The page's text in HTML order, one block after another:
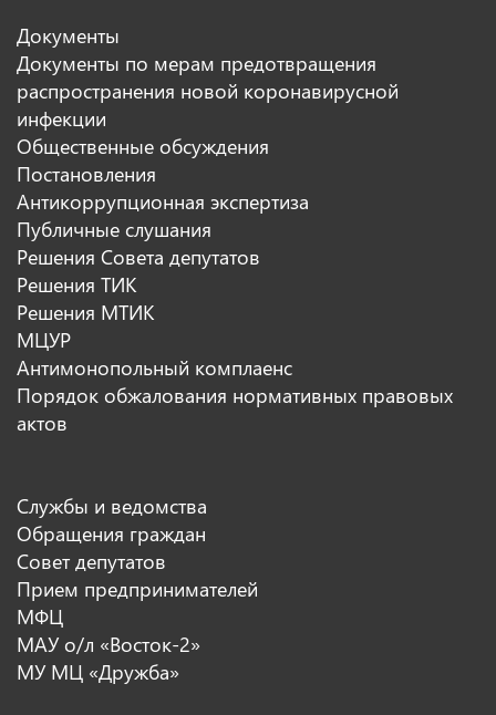
Документы
Документы по мерам предотвращения
распространения новой коронавирусной
инфекции
Общественные обсуждения
Постановления
Антикоррупционная экспертиза
Публичные слушания
Решения Совета депутатов
Решения ТИК
Решения МТИК
МЦУР
Антимонопольный комплаенс
Порядок обжалования нормативных правовых
актов
Службы и ведомства
Обращения граждан
Совет депутатов
Прием предпринимателей
МФЦ
МАУ о/л «Восток-2»
МУ МЦ «Дружба»